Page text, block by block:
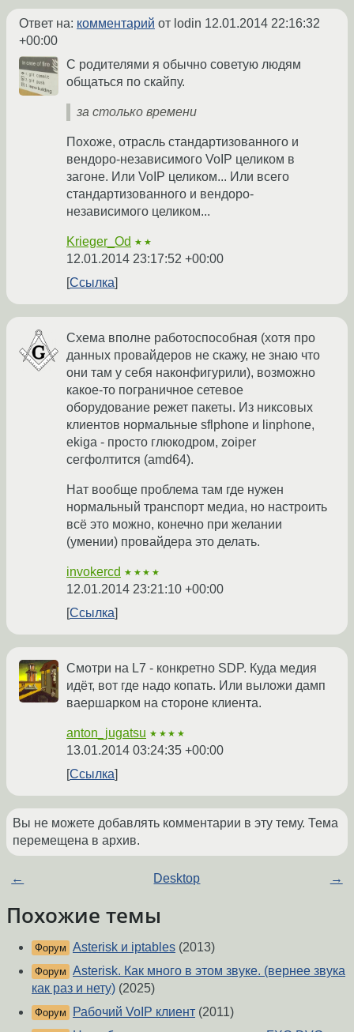
Ответ на: комментарий от lodin 12.01.2014 22:16:32
+00:00
С родителями я обычно советую людям
общаться по скайпу.
за столько времени
Похоже, отрасль стандартизованного и
вендоро-независимого VoIP целиком в
загоне. Или VoIP целиком... Или всего
стандартизованного и вендоро-
независимого целиком...
Krieger_Od ★★
12.01.2014 23:17:52 +00:00
Ссылка
Схема вполне работоспособная (хотя про
данных провайдеров не скажу, не знаю что
они там у себя наконфигурили), возможно
какое-то пограничное сетевое
оборудование режет пакеты. Из никсовых
клиентов нормальные sflphone и linphone,
ekiga - просто глюкодром, zoiper
сегфолтится (amd64).
Нат вообще проблема там где нужен
нормальный транспорт медиа, но настроить
всё это можно, конечно при желании
(умении) провайдера это делать.
invokercd ★★★★
12.01.2014 23:21:10 +00:00
Ссылка
Смотри на L7 - конкретно SDP. Куда медия
идёт, вот где надо копать. Или выложи дамп
ваершарком на стороне клиента.
anton_jugatsu ★★★★
13.01.2014 03:24:35 +00:00
Ссылка
Вы не можете добавлять комментарии в эту тему. Тема
перемещена в архив.
← Desktop →
Похожие темы
Форум Asterisk и iptables (2013)
Форум Asterisk. Как много в этом звуке. (вернее звука
как раз и нету) (2025)
Форум Рабочий VoIP клиент (2011)